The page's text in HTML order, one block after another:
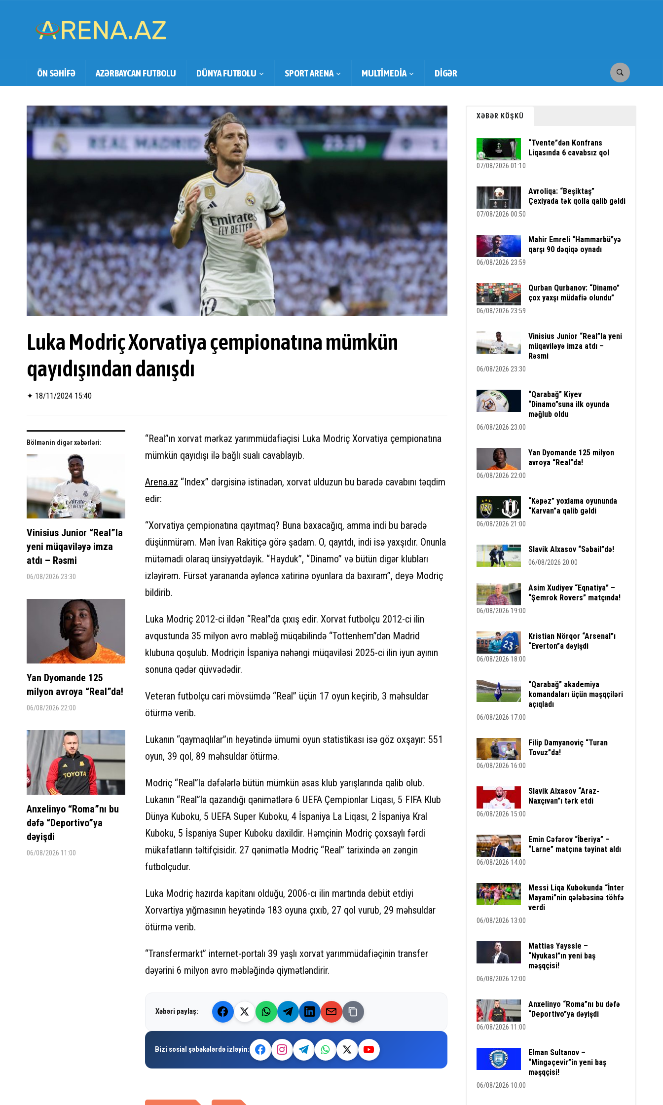
ÖN SƏHİFƏ AZƏRBAYCAN FUTBOLU DÜNYA FUTBOLU SPORT ARENA MULTİMEDİA DİGƏR
Luka Modriç Xorvatiya çempionatına mümkün
qayıdışından danışdı
✦ 18/11/2024 15:40
Bölmənin digər xəbərləri:
Vinisius Junior “Real”la
yeni müqaviləyə imza
atdı – Rəsmi
06/08/2026 23:30
Yan Dyomande 125
milyon avroya “Real”da!
06/08/2026 22:00
Anxelinyo “Roma”nı bu
dəfə “Deportivo”ya
dəyişdi
06/08/2026 11:00
“Real”ın xorvat mərkəz yarımmüdafiəçisi Luka Modriç Xorvatiya çempionatına
mümkün qayıdışı ilə bağlı sualı cavablayıb.
Arena.az “Index” dərgisinə istinadən, xorvat ulduzun bu barədə cavabını təqdim
edir:
“Xorvatiya çempionatına qayıtmaq? Buna baxacağıq, amma indi bu barədə
düşünmürəm. Mən İvan Rakitiçə görə şadam. O, qayıtdı, indi isə yaxşıdır. Onunla
mütəmadi olaraq ünsiyyətdəyik. “Hayduk”, “Dinamo” və bütün digər klubları
izləyirəm. Fürsət yarananda əyləncə xatirinə oyunlara da baxıram”, deyə Modriç
bildirib.
Luka Modriç 2012-ci ildən “Real”da çıxış edir. Xorvat futbolçu 2012-ci ilin
avqustunda 35 milyon avro məbləğ müqabilində “Tottenhem”dən Madrid
klubuna qoşulub. Modriçin İspaniya nəhəngi müqaviləsi 2025-ci ilin iyun ayının
sonuna qədər qüvvədədir.
Veteran futbolçu cari mövsümdə “Real” üçün 17 oyun keçirib, 3 məhsuldar
ötürmə verib.
Lukanın “qaymaqlılar”ın heyətində ümumi oyun statistikası isə göz oxşayır: 551
oyun, 39 qol, 89 məhsuldar ötürmə.
Modriç “Real”la dəfələrlə bütün mümkün əsas klub yarışlarında qalib olub.
Lukanın “Real”la qazandığı qənimətlərə 6 UEFA Çempionlar Liqası, 5 FIFA Klub
Dünya Kuboku, 5 UEFA Super Kuboku, 4 İspaniya La Liqası, 2 İspaniya Kral
Kuboku, 5 İspaniya Super Kuboku daxildir. Həmçinin Modriç çoxsaylı fərdi
mükafatların təltifçisidir. 27 qənimətlə Modriç “Real” tarixində ən zəngin
futbolçudur.
Luka Modriç hazırda kapitanı olduğu, 2006-cı ilin martında debüt etdiyi
Xorvartiya yığmasının heyətində 183 oyuna çıxıb, 27 qol vurub, 29 məhsuldar
ötürmə verib.
“Transfermarkt” internet-portalı 39 yaşlı xorvat yarımmüdafiəçinin transfer
dəyərini 6 milyon avro məbləğində qiymətləndirir.
Xəbəri paylaş:
Bizi sosial şəbəkələrdə izləyin:
XƏBƏR KÖŞKÜ
“Tvente”dən Konfrans
Liqasında 6 cavabsız qol
07/08/2026 01:10
Avroliqa: “Beşiktaş”
Çexiyada tək qolla qalib gəldi
07/08/2026 00:50
Mahir Emreli “Hammarbü”yə
qarşı 90 dəqiqə oynadı
06/08/2026 23:59
Qurban Qurbanov: “Dinamo”
çox yaxşı müdafiə olundu”
06/08/2026 23:59
Vinisius Junior “Real”la yeni
müqaviləyə imza atdı –
Rəsmi
06/08/2026 23:30
“Qarabağ” Kiyev
“Dinamo”suna ilk oyunda
məğlub oldu
06/08/2026 23:00
Yan Dyomande 125 milyon
avroya “Real”da!
06/08/2026 22:00
“Kəpəz” yoxlama oyununda
“Karvan”a qalib gəldi
06/08/2026 21:00
Slavik Alxasov “Səbail”də!
06/08/2026 20:00
Asim Xudiyev “Eqnatiya” –
“Şemrok Rovers” matçında!
06/08/2026 19:00
Kristian Nörqor “Arsenal”ı
“Everton”a dəyişdi
06/08/2026 18:00
“Qarabağ” akademiya
komandaları üçün məşqçiləri
açıqladı
06/08/2026 17:00
Filip Damyanoviç “Turan
Tovuz”da!
06/08/2026 16:00
Slavik Alxasov “Araz-
Naxçıvan”ı tərk etdi
06/08/2026 15:00
Emin Cəfərov “İberiya” –
“Larne” matçına təyinat aldı
06/08/2026 14:00
Messi Liqa Kubokunda “İnter
Mayami”nin qələbəsinə töhfə
verdi
06/08/2026 13:00
Mattias Yayssle –
“Nyukasl”ın yeni baş
məşqçisi!
06/08/2026 12:00
Anxelinyo “Roma”nı bu dəfə
“Deportivo”ya dəyişdi
06/08/2026 11:00
Elman Sultanov –
“Mingəçevir”in yeni baş
məşqçisi!
06/08/2026 10:00